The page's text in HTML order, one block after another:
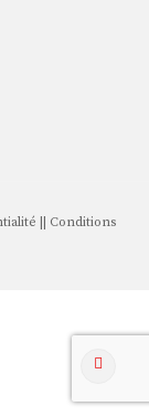
Conditions